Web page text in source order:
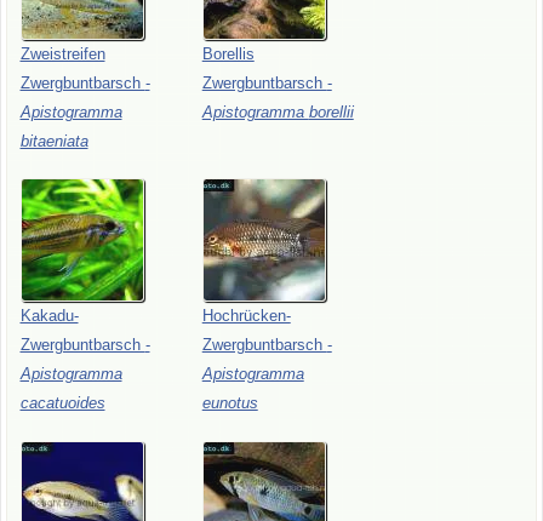
Zweistreifen
Zwergbuntbarsch -
Apistogramma
bitaeniata
Borellis
Zwergbuntbarsch -
Apistogramma borellii
Kakadu-
Zwergbuntbarsch -
Apistogramma
cacatuoides
Hochrücken-
Zwergbuntbarsch -
Apistogramma
eunotus